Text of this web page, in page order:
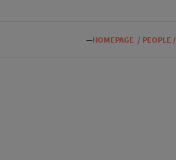
—HOMEPAGE / PEOPLE /